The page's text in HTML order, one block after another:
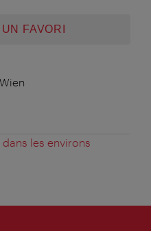
FAVORI
les environs